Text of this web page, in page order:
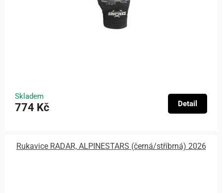
Skladem
774 Kč Detail
Rukavice RADAR, ALPINESTARS (černá/stříbrná) 2026